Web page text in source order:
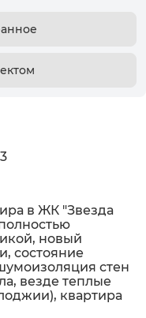
в ЖК "Звезда
новый
состояние
стен
везде теплые
квартира